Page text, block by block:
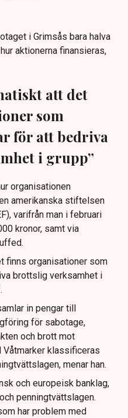
i Grimsås bara halva
aktionerna finansieras,
att det
som
för att bedriva
i grupp”
organisationen
amerikanska stiftelsen
varifrån man i februari
kronor, samt via
finns organisationer som
brottslig verksamhet i
in pengar till
för sabotage,
och brott mot
klassificeras
menar han.
och europeisk banklag,
penningtvättslagen.
har problem med